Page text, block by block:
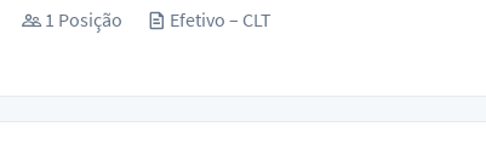
1 Posição Efetivo – CLT